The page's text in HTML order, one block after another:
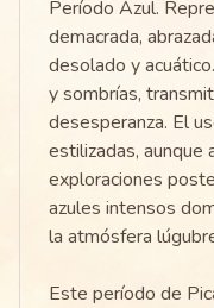
Período Azul.
demacrada,
desolado y
y sombrías,
desesperanza. El
estilizadas, aunque
exploraciones
azules intensos
la atmósfera
Este período de